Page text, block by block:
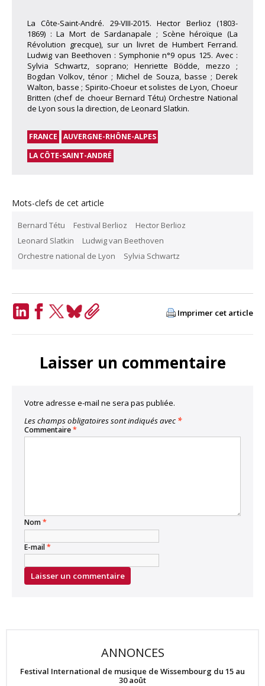
La Côte-Saint-André. 29-VIII-2015. Hector Berlioz (1803-
1869) : La Mort de Sardanapale ; Scène héroïque (La
Révolution grecque), sur un livret de Humbert Ferrand.
Ludwig van Beethoven : Symphonie n°9 opus 125. Avec :
Sylvia Schwartz, soprano; Henriette Bödde, mezzo ;
Bogdan Volkov, ténor ; Michel de Souza, basse ; Derek
Walton, basse ; Spirito-Choeur et solistes de Lyon, Choeur
Britten (chef de choeur Bernard Tétu) Orchestre National
de Lyon sous la direction, de Leonard Slatkin.
FRANCE
AUVERGNE-RHÔNE-ALPES
LA CÔTE-SAINT-ANDRÉ
Mots-clefs de cet article
Bernard Tétu Festival Berlioz
Hector Berlioz
Leonard Slatkin
Ludwig van Beethoven
Orchestre national de Lyon
Sylvia Schwartz
Imprimer cet article
Laisser un commentaire
Votre adresse e-mail ne sera pas publiée.
Les champs obligatoires sont indiqués avec *
Commentaire*
Nom*
E-mail*
ANNONCES
Festival International de musique de Wissembourg du 15 au
30 août